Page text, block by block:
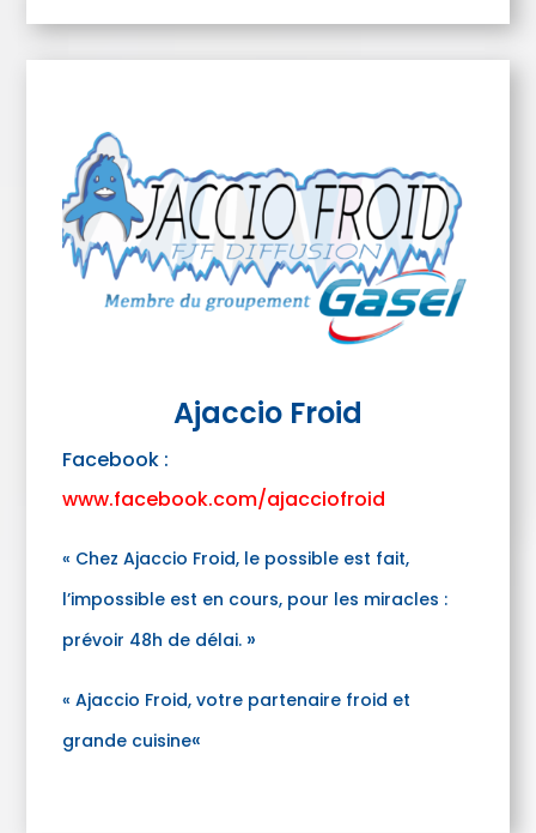
Ajaccio Froid
Facebook :
www.facebook.com/ajacciofroid
« Chez Ajaccio Froid, le possible est fait,
l’impossible est en cours, pour les miracles :
prévoir 48h de délai. »
« Ajaccio Froid, votre partenaire froid et
grande cuisine«